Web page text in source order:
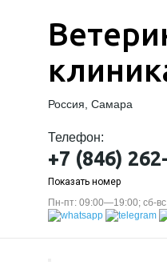
Россия, Самара
Телефон:
+7 (846)
Показать номер
Пн-пт: 09:00—19:00; сб-